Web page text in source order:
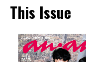
This Issue